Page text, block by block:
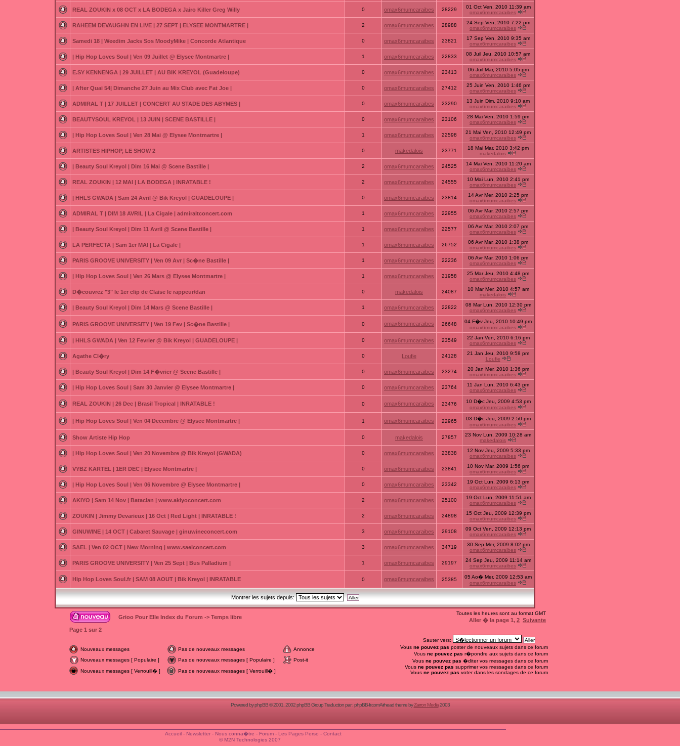
REAL ZOUKIN x 08 OCT x LA BODEGA x Jairo Killer Greg Willy 0 omax6mumcaraibes 28229
01 Oct Ven, 2010 11:39 am
omax6mumcaraibes
RAHEEM DEVAUGHN EN LIVE | 27 SEPT | ELYSEE MONTMARTRE | 2 omax6mumcaraibes 28988
24 Sep Ven, 2010 7:22 pm
omax6mumcaraibes
Samedi 18 | Weedim Jacks Sos MoodyMike | Concorde Atlantique 0 omax6mumcaraibes 23821
17 Sep Ven, 2010 9:35 am
omax6mumcaraibes
| Hip Hop Loves Soul | Ven 09 Juillet @ Elysee Montmartre | 1 omax6mumcaraibes 22833
08 Juil Jeu, 2010 10:57 am
omax6mumcaraibes
E.SY KENNENGA | 29 JUILLET | AU BIK KREYOL (Guadeloupe) 0 omax6mumcaraibes 23413
06 Juil Mar, 2010 5:05 pm
omax6mumcaraibes
| After Quai 54| Dimanche 27 Juin au Mix Club avec Fat Joe | 0 omax6mumcaraibes 27412
25 Juin Ven, 2010 1:46 pm
omax6mumcaraibes
ADMIRAL T | 17 JUILLET | CONCERT AU STADE DES ABYMES | 0 omax6mumcaraibes 23290
13 Juin Dim, 2010 9:10 am
omax6mumcaraibes
BEAUTYSOUL KREYOL | 13 JUIN | SCENE BASTILLE | 0 omax6mumcaraibes 23106
28 Mai Ven, 2010 1:59 pm
omax6mumcaraibes
| Hip Hop Loves Soul | Ven 28 Mai @ Elysee Montmartre | 1 omax6mumcaraibes 22598
21 Mai Ven, 2010 12:49 pm
omax6mumcaraibes
ARTISTES HIPHOP, LE SHOW 2 0 makedalois 23771
18 Mai Mar, 2010 3:42 pm
makedalois
| Beauty Soul Kreyol | Dim 16 Mai @ Scene Bastille | 2 omax6mumcaraibes 24525
14 Mai Ven, 2010 11:20 am
omax6mumcaraibes
REAL ZOUKIN | 12 MAI | LA BODEGA | INRATABLE ! 2 omax6mumcaraibes 24555
10 Mai Lun, 2010 2:41 pm
omax6mumcaraibes
| HHLS GWADA | Sam 24 Avril @ Bik Kreyol | GUADELOUPE | 0 omax6mumcaraibes 23814
14 Avr Mer, 2010 2:25 pm
omax6mumcaraibes
ADMIRAL T | DIM 18 AVRIL | La Cigale | admiraltconcert.com 1 omax6mumcaraibes 22955
06 Avr Mar, 2010 2:57 pm
omax6mumcaraibes
| Beauty Soul Kreyol | Dim 11 Avril @ Scene Bastille | 1 omax6mumcaraibes 22577
06 Avr Mar, 2010 2:07 pm
omax6mumcaraibes
LA PERFECTA | Sam 1er MAI | La Cigale | 1 omax6mumcaraibes 26752
06 Avr Mar, 2010 1:38 pm
omax6mumcaraibes
PARIS GROOVE UNIVERSITY | Ven 09 Avr | Sc�ne Bastille | 1 omax6mumcaraibes 22236
06 Avr Mar, 2010 1:06 pm
omax6mumcaraibes
| Hip Hop Loves Soul | Ven 26 Mars @ Elysee Montmartre | 1 omax6mumcaraibes 21958
25 Mar Jeu, 2010 4:48 pm
omax6mumcaraibes
D�couvrez "3" le 1er clip de Claise le rappeur/dan 0 makedalois 24087
10 Mar Mer, 2010 4:57 am
makedalois
| Beauty Soul Kreyol | Dim 14 Mars @ Scene Bastille | 1 omax6mumcaraibes 22822
08 Mar Lun, 2010 12:30 pm
omax6mumcaraibes
PARIS GROOVE UNIVERSITY | Ven 19 Fev | Sc�ne Bastille | 0 omax6mumcaraibes 26648
04 F�v Jeu, 2010 10:49 pm
omax6mumcaraibes
| HHLS GWADA | Ven 12 Fevrier @ Bik Kreyol | GUADELOUPE | 0 omax6mumcaraibes 23549
22 Jan Ven, 2010 6:16 pm
omax6mumcaraibes
Agathe Cl�ry 0 Loufie 24128
21 Jan Jeu, 2010 9:58 pm
Loufie
| Beauty Soul Kreyol | Dim 14 F�vrier @ Scene Bastille | 0 omax6mumcaraibes 23274
20 Jan Mer, 2010 1:36 pm
omax6mumcaraibes
| Hip Hop Loves Soul | Sam 30 Janvier @ Elysee Montmartre | 0 omax6mumcaraibes 23764
11 Jan Lun, 2010 6:43 pm
omax6mumcaraibes
REAL ZOUKIN | 26 Dec | Brasil Tropical | INRATABLE ! 0 omax6mumcaraibes 23476
10 D�c Jeu, 2009 4:53 pm
omax6mumcaraibes
| Hip Hop Loves Soul | Ven 04 Decembre @ Elysee Montmartre | 1 omax6mumcaraibes 22965
03 D�c Jeu, 2009 2:50 pm
omax6mumcaraibes
Show Artiste Hip Hop 0 makedalois 27857
23 Nov Lun, 2009 10:28 am
makedalois
| Hip Hop Loves Soul | Ven 20 Novembre @ Bik Kreyol (GWADA) 0 omax6mumcaraibes 23838
12 Nov Jeu, 2009 5:33 pm
omax6mumcaraibes
VYBZ KARTEL | 1ER DEC | Elysee Montmartre | 0 omax6mumcaraibes 23841
10 Nov Mar, 2009 1:56 pm
omax6mumcaraibes
| Hip Hop Loves Soul | Ven 06 Novembre @ Elysee Montmartre | 0 omax6mumcaraibes 23342
19 Oct Lun, 2009 6:13 pm
omax6mumcaraibes
AKIYO | Sam 14 Nov | Bataclan | www.akiyoconcert.com 2 omax6mumcaraibes 25100
19 Oct Lun, 2009 11:51 am
omax6mumcaraibes
ZOUKIN | Jimmy Devarieux | 16 Oct | Red Light | INRATABLE ! 2 omax6mumcaraibes 24898
15 Oct Jeu, 2009 12:39 pm
omax6mumcaraibes
GINUWINE | 14 OCT | Cabaret Sauvage | ginuwineconcert.com 3 omax6mumcaraibes 29108
09 Oct Ven, 2009 12:13 pm
omax6mumcaraibes
SAEL | Ven 02 OCT | New Morning | www.saelconcert.com 3 omax6mumcaraibes 34719
30 Sep Mer, 2009 8:02 pm
omax6mumcaraibes
PARIS GROOVE UNIVERSITY | Ven 25 Sept | Bus Palladium | 1 omax6mumcaraibes 29197
24 Sep Jeu, 2009 11:14 am
omax6mumcaraibes
Hip Hop Loves Soul.fr | SAM 08 AOUT | Bik Kreyol | INRATABLE 0 omax6mumcaraibes 25385
05 Ao� Mer, 2009 12:53 am
omax6mumcaraibes
Montrer les sujets depuis:
Grioo Pour Elle Index du Forum -> Temps libre
Toutes les heures sont au format GMT
Aller � la page 1, 2 Suivante
Page 1 sur 2
Sauter vers:
Nouveaux messages
Pas de nouveaux messages
Annonce
Nouveaux messages [ Populaire ]
Pas de nouveaux messages [ Populaire ]
Post-it
Nouveaux messages [ Verrouill� ]
Pas de nouveaux messages [ Verrouill� ]
Vous ne pouvez pas poster de nouveaux sujets dans ce forum
Vous ne pouvez pas r�pondre aux sujets dans ce forum
Vous ne pouvez pas �diter vos messages dans ce forum
Vous ne pouvez pas supprimer vos messages dans ce forum
Vous ne pouvez pas voter dans les sondages de ce forum
Powered byphpBB© 2001, 2002 phpBB Group Traduction par :phpBB-fr.comAirhead theme byZarron Media2003
Accueil- Newsletter- Nous conna�tre - Forum- Les Pages Perso - Contact
© M2N Technologies 2007